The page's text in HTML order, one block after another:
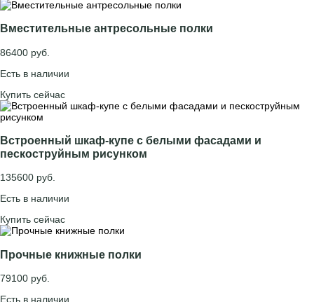
Вместительные антресольные полки
86400 руб.
Есть в наличии
Купить сейчас
Встроенный шкаф-купе с белыми фасадами и
пескоструйным рисунком
135600 руб.
Есть в наличии
Купить сейчас
Прочные книжные полки
79100 руб.
Есть в наличии